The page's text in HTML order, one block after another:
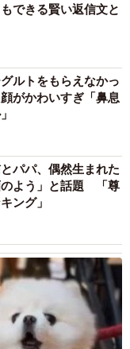
できる賢い返信文と
ルトをもらえなかっ
がかわいすぎ「鼻息
パパ、偶然生まれた
のよう」と話題 「尊
ング」